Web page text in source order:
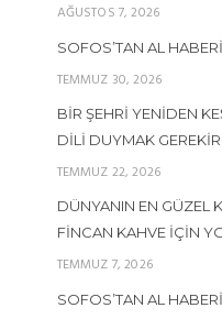
AĞUSTOS 7, 2026
SOFOS’TAN AL
TEMMUZ 30, 2026
BIR ŞEHRI YENIDEN
DILI DUYMAK GEREKIR
TEMMUZ 22, 2026
DÜNYANIN EN GÜZEL
FINCAN KAHVE İÇIN
TEMMUZ 7, 2026
SOFOS’TAN AL